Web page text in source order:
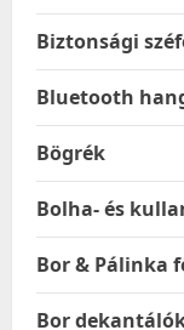
Biztonsági
Bluetooth
Bögrék
Bolha- és
Bor & Pálinka
Bor